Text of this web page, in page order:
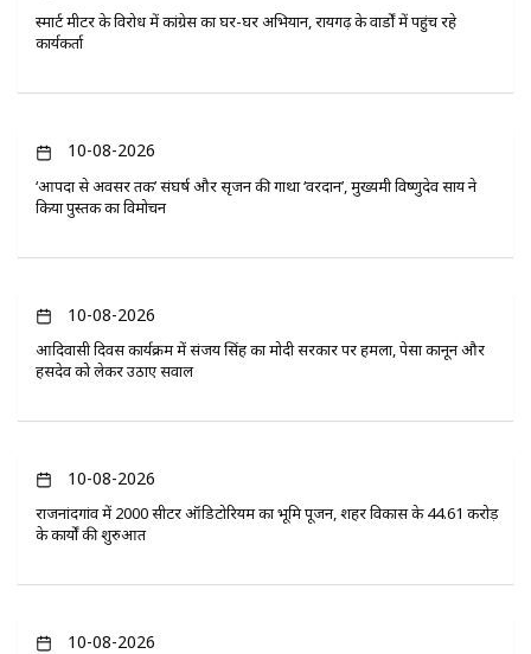
स्मार्ट मीटर के विरोध में कांग्रेस का घर-घर अभियान, रायगढ़ के वार्डों में पहुंच रहे
कार्यकर्ता
10-08-2026
‘आपदा से अवसर तक’ संघर्ष और सृजन की गाथा ‘वरदान’, मुख्यमंत्री विष्णुदेव साय ने
किया पुस्तक का विमोचन
10-08-2026
आदिवासी दिवस कार्यक्रम में संजय सिंह का मोदी सरकार पर हमला, पेसा कानून और
हसदेव को लेकर उठाए सवाल
10-08-2026
राजनांदगांव में 2000 सीटर ऑडिटोरियम का भूमि पूजन, शहर विकास के 44.61 करोड़
के कार्यों की शुरुआत
10-08-2026